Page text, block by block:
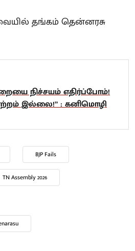
தங்கம் தென்னரசு
நிச்சயம் எதிர்ப்போம்!
இல்லை!” : கனிமொழி
BJP Fails
TN Assembly 2026